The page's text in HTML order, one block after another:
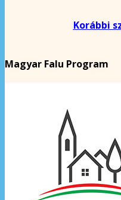
Korábbi
Magyar Falu Program